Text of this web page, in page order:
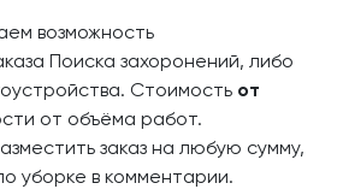
возможность
Поиска захоронений, либо
Стоимость от
от объёма работ.
заказ на любую сумму,
уборке в комментарии.